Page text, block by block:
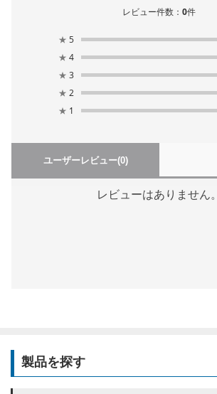
レビュー件数：0件
★ 5
★ 4
★ 3
★ 2
★ 1
ユーザーレビュー(0)
レビューはありません。
製品を探す